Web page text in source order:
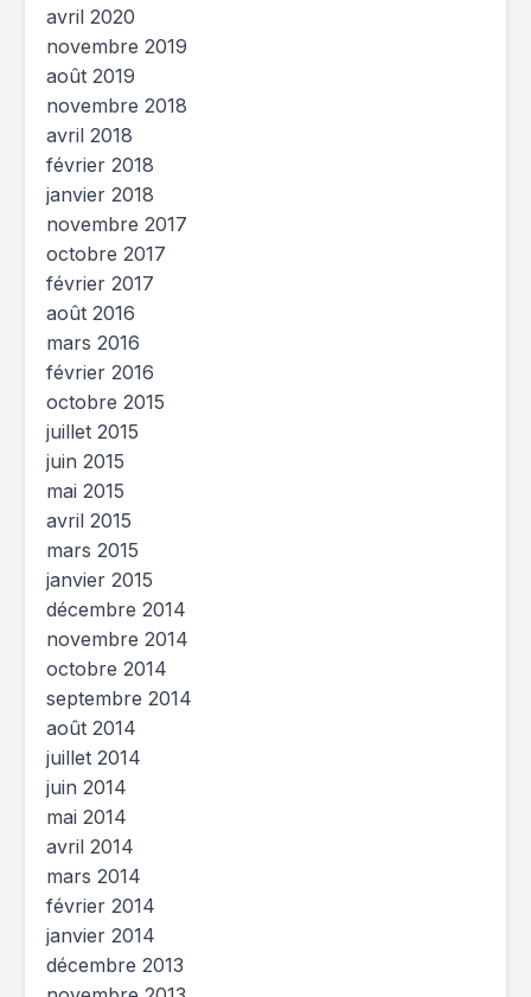
avril 2020
novembre 2019
août 2019
novembre 2018
avril 2018
février 2018
janvier 2018
novembre 2017
octobre 2017
février 2017
août 2016
mars 2016
février 2016
octobre 2015
juillet 2015
juin 2015
mai 2015
avril 2015
mars 2015
janvier 2015
décembre 2014
novembre 2014
octobre 2014
septembre 2014
août 2014
juillet 2014
juin 2014
mai 2014
avril 2014
mars 2014
février 2014
janvier 2014
décembre 2013